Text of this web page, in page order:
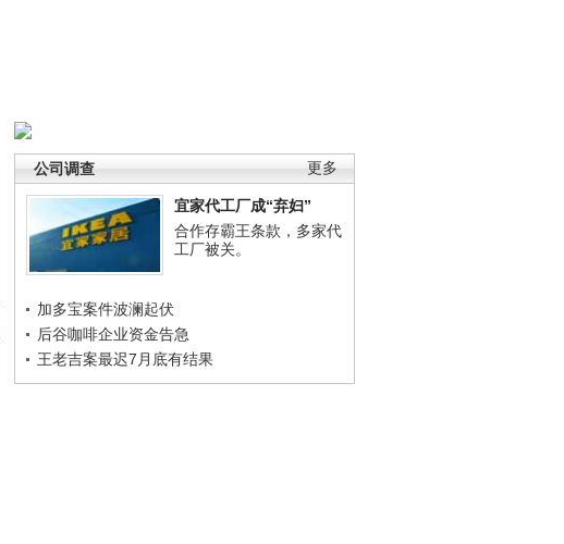
更多
公司调查
宜家代工厂成“弃妇”
合作存霸王条款，多家代
工厂被关。
加多宝案件波澜起伏
后谷咖啡企业资金告急
王老吉案最迟7月底有结果